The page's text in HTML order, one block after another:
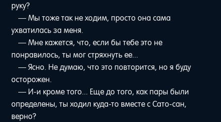
руку?
— Мы тоже так не ходим, просто она сама
ухватилась за меня.
— Мне кажется, что, если бы тебе это не
понравилось, ты мог стряхнуть ее...
— Ясно. Не думаю, что это повторится, но я буду
осторожен.
— И-и кроме того... Еще до того, как пары были
определены, ты ходил куда-то вместе с Сато-сан,
верно?